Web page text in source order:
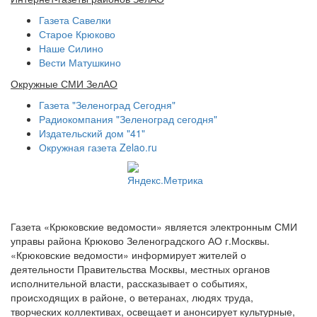
Газета Савелки
Старое Крюково
Наше Силино
Вести Матушкино
Окружные СМИ ЗелАО
Газета "Зеленоград Сегодня"
Радиокомпания "Зеленоград сегодня"
Издательский дом "41"
Окружная газета Zelao.ru
Газета «Крюковские ведомости» является электронным СМИ
управы района Крюково Зеленоградского АО г.Москвы.
«Крюковские ведомости» информирует жителей о
деятельности Правительства Москвы, местных органов
исполнительной власти, рассказывает о событиях,
происходящих в районе, о ветеранах, людях труда,
творческих коллективах, освещает и анонсирует культурные,